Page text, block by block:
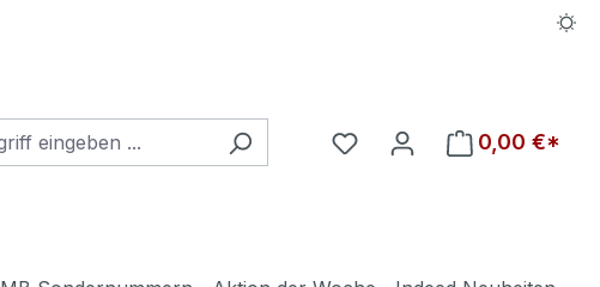
Du hast 0 Produkte auf
0,00 €*